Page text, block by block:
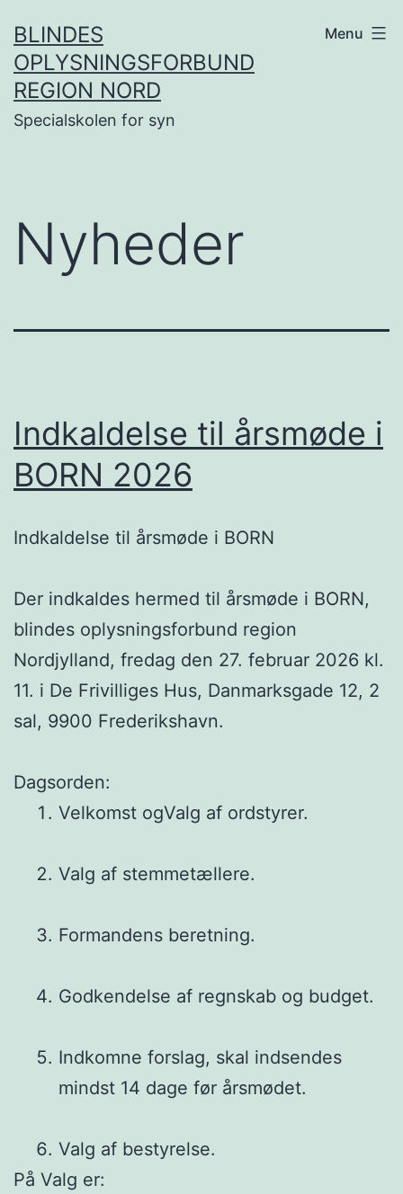
til
indhold
BLINDES
OPLYSNINGSFORBUND
REGION NORD
Specialskolen for syn
Menu
Nyheder
Indkaldelse til årsmøde i
BORN 2026
Indkaldelse til årsmøde i BORN
Der indkaldes hermed til årsmøde i BORN,
blindes oplysningsforbund region
Nordjylland, fredag den 27. februar 2026 kl.
11. i De Frivilliges Hus, Danmarksgade 12, 2
sal, 9900 Frederikshavn.
Dagsorden:
Velkomst ogValg af ordstyrer.
Valg af stemmetællere.
Formandens beretning.
Godkendelse af regnskab og budget.
Indkomne forslag, skal indsendes
mindst 14 dage før årsmødet.
Valg af bestyrelse.
På Valg er: